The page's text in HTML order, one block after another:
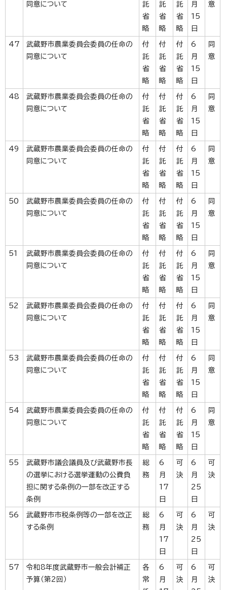
同意について
託
省
略
託
省
略
託
省
略
月
15
日
意
47
武蔵野市農業委員会委員の任命の
同意について
付
託
省
略
付
託
省
略
付
託
省
略
6
月
15
日
同
意
48
武蔵野市農業委員会委員の任命の
同意について
付
託
省
略
付
託
省
略
付
託
省
略
6
月
15
日
同
意
49
武蔵野市農業委員会委員の任命の
同意について
付
託
省
略
付
託
省
略
付
託
省
略
6
月
15
日
同
意
50
武蔵野市農業委員会委員の任命の
同意について
付
託
省
略
付
託
省
略
付
託
省
略
6
月
15
日
同
意
51
武蔵野市農業委員会委員の任命の
同意について
付
託
省
略
付
託
省
略
付
託
省
略
6
月
15
日
同
意
52
武蔵野市農業委員会委員の任命の
同意について
付
託
省
略
付
託
省
略
付
託
省
略
6
月
15
日
同
意
53
武蔵野市農業委員会委員の任命の
同意について
付
託
省
略
付
託
省
略
付
託
省
略
6
月
15
日
同
意
54
武蔵野市農業委員会委員の任命の
同意について
付
託
省
略
付
託
省
略
付
託
省
略
6
月
15
日
同
意
55
武蔵野市議会議員及び武蔵野市長
の選挙における選挙運動の公費負
担に関する条例の一部を改正する
条例
総
務
6
月
17
日
可
決
6
月
25
日
可
決
56
武蔵野市市税条例等の一部を改正
する条例
総
務
6
月
17
日
可
決
6
月
25
日
可
決
57
令和8年度武蔵野市一般会計補正
予算（第2回）
各
常
6
月
可
決
6
月
可
決